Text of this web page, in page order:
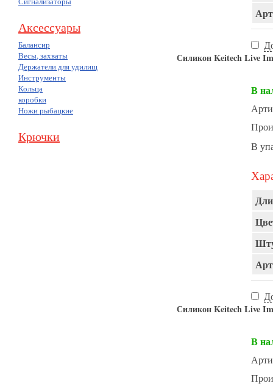
Аксессуары
Балансир
Весы, захваты
Держатели для удилищ
Инструменты
Кольца
коробки
Ножи рыбацкие
Крючки
Силикон Keitech Live
В
В
Силикон Keitech Live
В